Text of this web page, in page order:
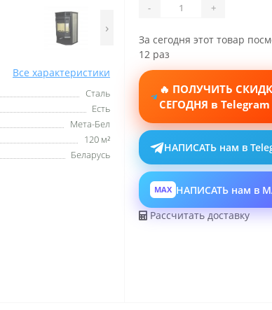
›
Все характеристики
Сталь
Есть
Мета-Бел
120 м²
Беларусь
- +
За сегодня этот товар
12 раз
🔥 ПОЛУЧИТЬ
СЕГОДНЯ в Telegram
НАПИСАТЬ нам в
MAX НАПИСАТЬ нам в
Рассчитать доставку